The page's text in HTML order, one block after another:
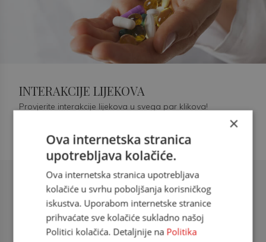
Šećerna bolest tip 2 = kardiovaskularna
doc. dr. sc. Višnja Kokić Maleš,
dr.med., specijalististica
INTERAKCIJE LIJEKOVA
Provjerite interakcije lijekova u svega par klikova!
×
Ova internetska stranica
upotrebljava kolačiće.
Ova internetska stranica upotrebljava
kolačiće u svrhu poboljšanja korisničkog
iskustva. Uporabom internetske stranice
prihvaćate sve kolačiće sukladno našoj
Politici kolačića. Detaljnije na Politika